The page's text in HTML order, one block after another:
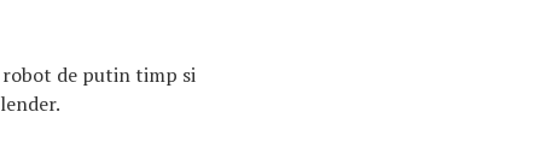
de putin timp si